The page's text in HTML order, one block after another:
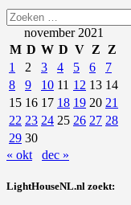
Zoeken
naar:november 2021
M D W D V Z
Z
1
2 3 4 5 6
7
8
9 10 11 12 13 14
15 16 17 18 19 20 21
22 23 24 25 26 27 28
29 30
« okt
dec »
LightHouseNL.nl zoekt: